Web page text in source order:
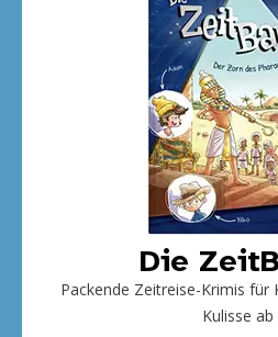
Die
Packende Zeitreise-Krimis für
Kulisse ab